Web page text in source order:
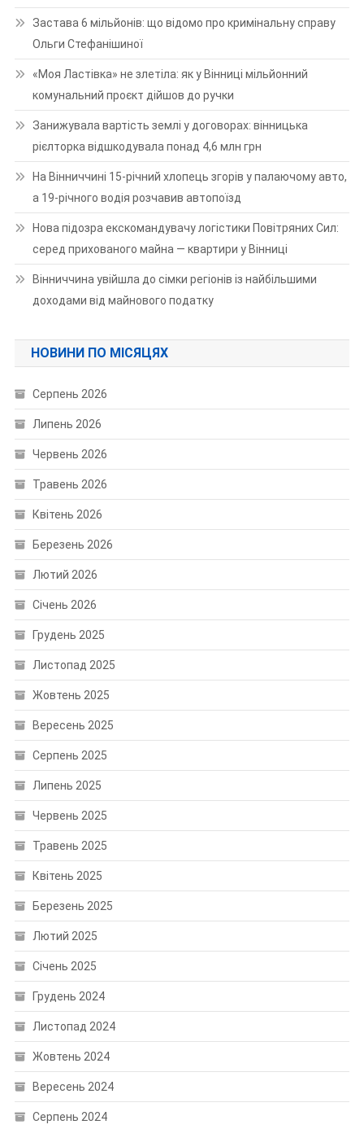
Застава 6 мільйонів: що відомо про кримінальну справу
Ольги Стефанішиної
«Моя Ластівка» не злетіла: як у Вінниці мільйонний
комунальний проєкт дійшов до ручки
Занижувала вартість землі у договорах: вінницька
рієлторка відшкодувала понад 4,6 млн грн
На Вінниччині 15-річний хлопець згорів у палаючому авто,
а 19-річного водія розчавив автопоїзд
Нова підозра екскомандувачу логістики Повітряних Сил:
серед прихованого майна — квартири у Вінниці
Вінниччина увійшла до сімки регіонів із найбільшими
доходами від майнового податку
НОВИНИ ПО МІСЯЦЯХ
Серпень 2026
Липень 2026
Червень 2026
Травень 2026
Квітень 2026
Березень 2026
Лютий 2026
Січень 2026
Грудень 2025
Листопад 2025
Жовтень 2025
Вересень 2025
Серпень 2025
Липень 2025
Червень 2025
Травень 2025
Квітень 2025
Березень 2025
Лютий 2025
Січень 2025
Грудень 2024
Листопад 2024
Жовтень 2024
Вересень 2024
Серпень 2024